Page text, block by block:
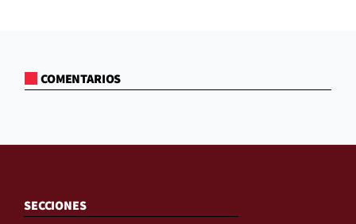
COMENTARIOS
SECCIONES